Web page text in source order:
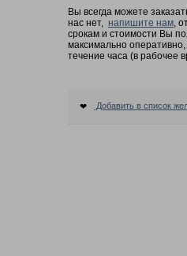
Вы всегда можете
нас нет, напишите нам,
срокам и стоимости Вы
максимально
течение часа (в рабочее
Добавить в список